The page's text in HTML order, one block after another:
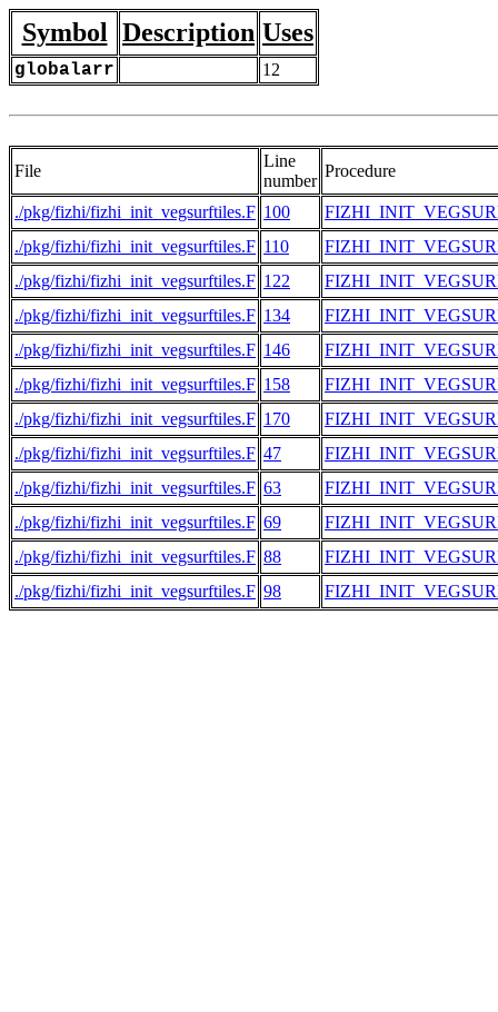
Symbol Description Uses
globalarr 12
File
Line
number
Procedure
./pkg/fizhi/fizhi_init_vegsurftiles.F 100
./pkg/fizhi/fizhi_init_vegsurftiles.F 110
./pkg/fizhi/fizhi_init_vegsurftiles.F 122
./pkg/fizhi/fizhi_init_vegsurftiles.F 134
./pkg/fizhi/fizhi_init_vegsurftiles.F 146
./pkg/fizhi/fizhi_init_vegsurftiles.F 158
./pkg/fizhi/fizhi_init_vegsurftiles.F 170
./pkg/fizhi/fizhi_init_vegsurftiles.F 47
./pkg/fizhi/fizhi_init_vegsurftiles.F 63
./pkg/fizhi/fizhi_init_vegsurftiles.F 69
./pkg/fizhi/fizhi_init_vegsurftiles.F 88
./pkg/fizhi/fizhi_init_vegsurftiles.F 98